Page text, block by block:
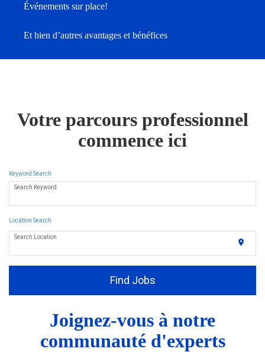
Événements sur place!
Et bien d’autres avantages et bénéfices
Votre parcours professionnel
commence ici
Keyword Search
Search Keyword
Location Search
Search Location
location_on
Find Jobs
Joignez-vous à notre
communauté d'experts